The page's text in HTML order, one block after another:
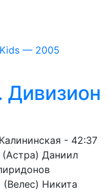
— 2005
Дивизион
- 42:37
Даниил
Никита